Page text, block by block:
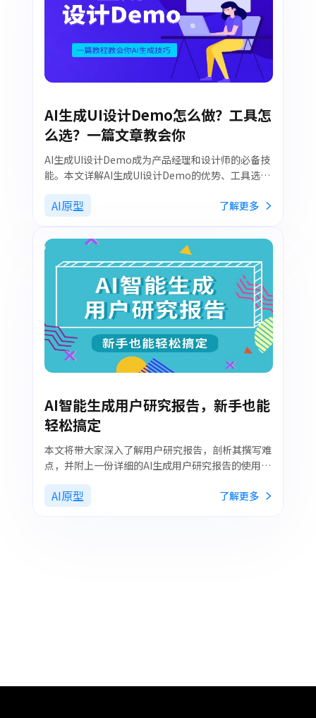
AI生成UI设计Demo怎么做？工具怎
么选？一篇文章教会你
AI生成UI设计Demo成为产品经理和设计师的必备技
能。本文详解AI生成UI设计Demo的优势、工具选
择、操作步骤及实用场景，帮助你快速生成高质量UI
界面，提升设计与沟通效率。
AI原型 了解更多
AI智能生成用户研究报告，新手也能
轻松搞定
本文将带大家深入了解用户研究报告，剖析其撰写难
点，并附上一份详细的AI生成用户研究报告的使用教
程。
AI原型 了解更多